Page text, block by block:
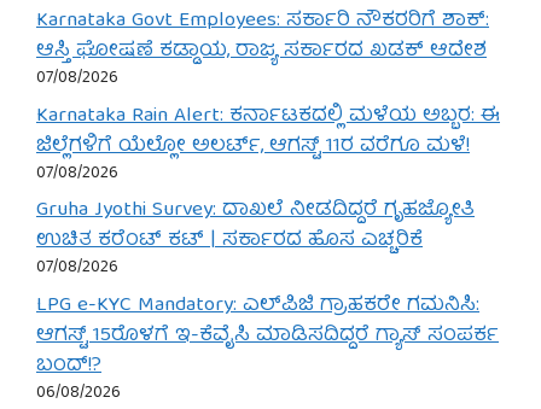
Karnataka Govt Employees: ಸರ್ಕಾರಿ ನೌಕರರಿಗೆ ಶಾಕ್:
ಆಸ್ತಿ ಘೋಷಣೆ ಕಡ್ಡಾಯ, ರಾಜ್ಯ ಸರ್ಕಾರದ ಖಡಕ್ ಆದೇಶ
07/08/2026
Karnataka Rain Alert: ಕರ್ನಾಟಕದಲ್ಲಿ ಮಳೆಯ ಅಬ್ಬರ: ಈ
ಜಿಲ್ಲೆಗಳಿಗೆ ಯೆಲ್ಲೋ ಅಲರ್ಟ್, ಆಗಸ್ಟ್ 11ರ ವರೆಗೂ ಮಳೆ!
07/08/2026
Gruha Jyothi Survey: ದಾಖಲೆ ನೀಡದಿದ್ದರೆ ಗೃಹಜ್ಯೋತಿ
ಉಚಿತ ಕರೆಂಟ್ ಕಟ್ | ಸರ್ಕಾರದ ಹೊಸ ಎಚ್ಚರಿಕೆ
07/08/2026
LPG e-KYC Mandatory: ಎಲ್‌ಪಿಜಿ ಗ್ರಾಹಕರೇ ಗಮನಿಸಿ:
ಆಗಸ್ಟ್ 15ರೊಳಗೆ ಇ-ಕೆವೈಸಿ ಮಾಡಿಸದಿದ್ದರೆ ಗ್ಯಾಸ್ ಸಂಪರ್ಕ
ಬಂದ್!?
06/08/2026